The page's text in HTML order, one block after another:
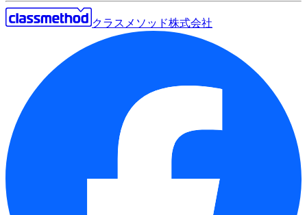
クラスメソッド株式会社